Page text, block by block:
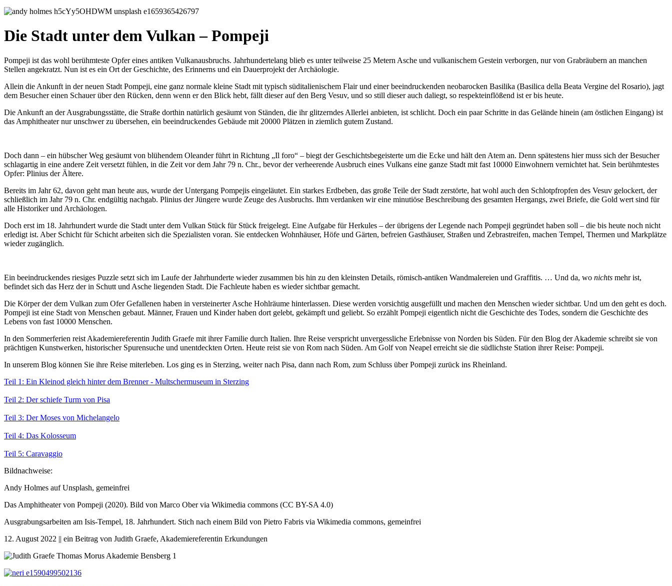
Die Stadt unter dem Vulkan – Pompeji
Pompeji ist das wohl berühmteste Opfer eines antiken Vulkanausbruchs. Jahrhundertelang blieb es unter teilweise 25 Metern Asche und vulkanischem Gestein verborgen, nur von Grabräubern an manchen
Stellen angekratzt. Nun ist es ein Ort der Geschichte, des Erinnerns und ein Dauerprojekt der Archäologie.
Allein die Ankunft in der neuen Stadt Pompeji, eine ganz normale kleine Stadt mit typisch süditalienischem Flair und einer beeindruckenden neobarocken Basilika (Basilica della Beata Vergine del Rosario), jagt
dem Besucher einen Schauer über den Rücken, denn wenn er den Blick hebt, fällt dieser auf den Berg Vesuv, und so still dieser auch daliegt, so respekteinflößend ist er bis heute.
Die Ankunft an der Ausgrabungsstätte, die Straße dorthin natürlich gesäumt von Ständen, die ihr glitzerndes Allerlei anbieten, ist schlicht. Doch ein paar Schritte in das Gelände hinein (am östlichen Eingang) ist
das Amphitheater nur unschwer zu übersehen, ein beeindruckendes Gebäude mit 20000 Plätzen in ziemlich gutem Zustand.
Doch dann – ein hübscher Weg gesäumt von blühendem Oleander führt in Richtung „Il foro“ – biegt der Geschichtsbegeisterte um die Ecke und hält den Atem an. Denn spätestens hier muss sich der Besucher
schlagartig in eine andere Zeit versetzt fühlen, in die Zeit vor dem Jahr 79 n. Chr., bevor der verheerende Ausbruch eines Vulkans eine ganze Stadt mit fast 10000 Einwohnern vernichtet hat. Sein berühmtestes
Opfer: Plinius der Ältere.
Bereits im Jahr 62, davon geht man heute aus, wurde der Untergang Pompejis eingeläutet. Ein starkes Erdbeben, das große Teile der Stadt zerstörte, hat wohl auch den Schlotpfropfen des Vesuv gelockert, der
schließlich im Jahr 79 n. Chr. endgültig nachgab. Plinius der Jüngere wurde Zeuge des Ausbruchs. Ihm verdanken wir eine minutiöse Beschreibung des gesamten Hergangs, zwei Briefe, die Gold wert sind für
alle Historiker und Archäologen.
Doch erst im 18. Jahrhundert wurde die Stadt unter dem Vulkan Stück für Stück freigelegt. Eine Aufgabe für Herkules – der übrigens der Legende nach Pompeji gegründet haben soll – die bis heute noch nicht
erledigt ist. Aber Schicht für Schicht arbeiten sich die Spezialisten voran. Sie entdecken Wohnhäuser, Höfe und Gärten, befreien Gasthäuser, Straßen und Zebrastreifen, machen Tempel, Thermen und Markplätze
wieder zugänglich.
Ein beeindruckendes riesiges Puzzle setzt sich im Laufe der Jahrhunderte wieder zusammen bis hin zu den kleinsten Details, römisch-antiken Wandmalereien und Graffitis. … Und da, wo nichts mehr ist,
befindet sich das Herz der in Schutt und Asche liegenden Stadt. Die Fachleute haben es wieder sichtbar gemacht.
Die Körper der dem Vulkan zum Ofer Gefallenen haben in versteinerter Asche Hohlräume hinterlassen. Diese werden vorsichtig ausgefüllt und machen den Menschen wieder sichtbar. Und um den geht es doch.
Pompeji ist eine Stadt von Menschen gebaut. Männer, Frauen und Kinder haben dort gelebt, gekämpft und geliebt. So erzählt Pompeji eigentlich nicht die Geschichte des Todes, sondern die Geschichte des
Lebens von fast 10000 Menschen.
In den Sommerferien reist Akademiereferentin Judith Graefe mit ihrer Familie durch Italien. Ihre Reise verspricht unvergessliche Erlebnisse von Norden bis Süden. Für den Blog der Akademie schreibt sie von
prächtigen Kunstwerken, historischer Spurensuche und unentdeckten Orten. Heute reist sie von Rom nach Süden. Am Golf von Neapel erreicht sie die südlichste Station ihrer Reise: Pompeji.
In unserem Blog können Sie ihre Reise miterleben. Los ging es in Sterzing, weiter nach Pisa, dann nach Rom, zum Schluss über Pompeji zurück ins Rheinland.
Teil 1: Ein Kleinod gleich hinter dem Brenner - Multschermuseum in Sterzing
Teil 2: Der schiefe Turm von Pisa
Teil 3: Der Moses von Michelangelo
Teil 4: Das Kolosseum
Teil 5: Caravaggio
Bildnachweise:
Andy Holmes auf Unsplash, gemeinfrei
Das Amphitheater von Pompeji (2020). Bild von Marco Ober via Wikimedia commons (CC BY-SA 4.0)
Ausgrabungsarbeiten am Isis-Tempel, 18. Jahrhundert. Stich nach einem Bild von Pietro Fabris via Wikimedia commons, gemeinfrei
12. August 2022 || ein Beitrag von Judith Graefe, Akademiereferentin Erkundungen